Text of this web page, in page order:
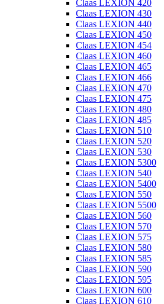
Claas LEXION 420
Claas LEXION 430
Claas LEXION 440
Claas LEXION 450
Claas LEXION 454
Claas LEXION 460
Claas LEXION 465
Claas LEXION 466
Claas LEXION 470
Claas LEXION 475
Claas LEXION 480
Claas LEXION 485
Claas LEXION 510
Claas LEXION 520
Claas LEXION 530
Claas LEXION 5300
Claas LEXION 540
Claas LEXION 5400
Claas LEXION 550
Claas LEXION 5500
Claas LEXION 560
Claas LEXION 570
Claas LEXION 575
Claas LEXION 580
Claas LEXION 585
Claas LEXION 590
Claas LEXION 595
Claas LEXION 600
Claas LEXION 610